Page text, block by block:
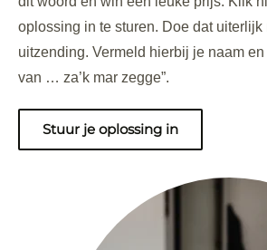
oplossing in te sturen. Doe dat uiterlijk
uitzending. Vermeld hierbij je naam
van … za’k mar zegge”.
Stuur je oplossing in